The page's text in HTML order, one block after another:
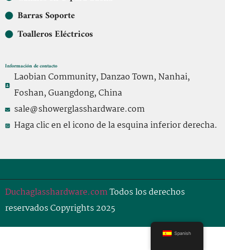
Barras Soporte
Toalleros Eléctricos
Información de contacto
Laobian Community, Danzao Town, Nanhai,
Foshan, Guangdong, China
sale@showerglasshardware.com
Haga clic en el icono de la esquina inferior derecha.
Duchaglasshardware.comTodos los derechos
reservados Copyrights 2025
Spanish